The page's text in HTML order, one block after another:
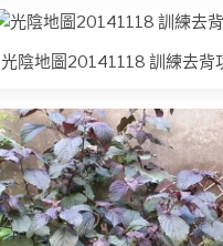
光陰地圖20141118 訓練去背